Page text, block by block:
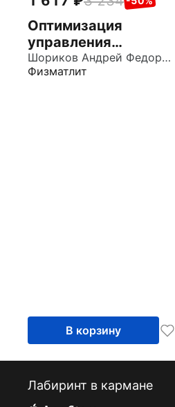
Оптимизация
управления
производственными
системами.
Шориков Андрей Федорович
Физматлит
В корзину
Лабиринт в кармане